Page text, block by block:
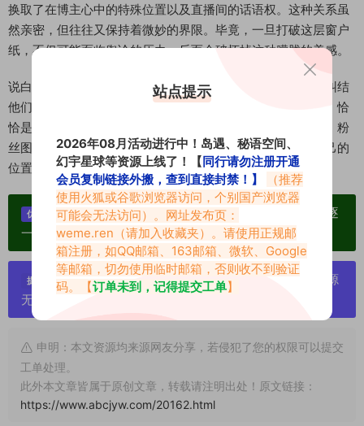
换取了在博主心中的特殊位置以及直播间的话语权。这种关系虽
然亲密，但往往又保持着微妙的界限。毕竟，一旦打破这层窗户
纸，不仅可能面临舆论的压力，反而会破坏掉这种朦胧的美感。
说白了，这就是一种在规则范围内玩得最明白的游戏。与其纠结
他们是不是真的有什么，不如承认，这种恰到好处的距离感，恰
恰是这段关系能够维持热度且不翻车的关键。观众看个乐子，粉
丝图个陪伴，博主图个发展，大家都在这个闭环里找到了自己的
位置。
优势：
单个博主作品统一整合分享、素材高度去重复、逐
一归档方便收藏！
提示：
严禁搬运资源链接，一经发现封号处理，素材资源
无露点、需求请绕道，关闭本站网页！
申明：本文资源均来源网友分享，若侵犯了您的权限可以提交
工单处理。
此外本文章皆属于原创文章，转载请注明出处！原文链接：
https://www.abcjyw.com/20162.html
站点提示
2026年08月活动进行中！岛遇、秘语空间、
幻宇星球等资源上线了！【同行请勿注册开通
会员复制链接外搬，查到直接封禁！】
（推荐
使用火狐或谷歌浏览器访问，个别国产浏览器
可能会无法访问）。网址发布页：
weme.ren （请加入收藏夹）。请使用正规邮
箱注册，如QQ邮箱、163邮箱、微软、Google
等邮箱，切勿使用临时邮箱，否则收不到验证
码。【订单未到，记得提交工单】